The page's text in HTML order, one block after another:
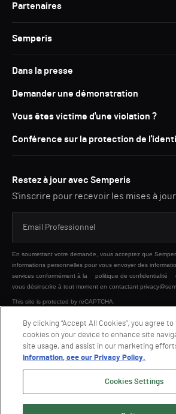
Partenaires
Semperis
Dans la presse
Demander une démonstration
Vous êtes victime d'une violation ?
Conférence sur la protection de
Restez à jour avec Semperis
S'inscrire pour recevoir les mises à jour.
En soumettant votre demande, vous acceptez que
informations personnelles pour vous envoyer des
services conformément à la
politique de confidentialité
vous désinscrire à tout moment en contactant
This site is protected by reCAPTCHA.
ENVOYER
By clicking “Accept All Cookies”, you agree
cookies on your device to enhance site
site usage, and assist in our marketing
information, see our Privacy Policy.
Cookies Settings